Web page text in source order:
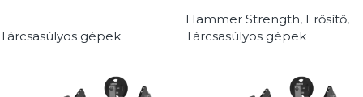
Tárcsasúlyos gépek
Hammer Strength, Erősítő,
Tárcsasúlyos gépek